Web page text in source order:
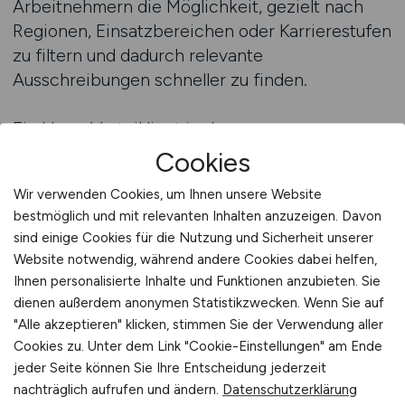
Arbeitnehmern die Möglichkeit, gezielt nach
Regionen, Einsatzbereichen oder Karrierestufen
zu filtern und dadurch relevante
Ausschreibungen schneller zu finden.
Ein klarer Vorteil liegt in der
benutzerfreundlichen Struktur. Arbeitnehmer
können ihre Bewerbungsunterlagen direkt
hochladen, Bewerbungen abschicken und
schnelle Rückmeldungen erwarten. Arbeitgeber
profitieren ebenfalls, da sie über den Jobfinder
Zugang zu qualifizierten Fachkräften erhalten.
Die mobile Nutzung des Jobfinders ist ein
weiterer Pluspunkt. Arbeitnehmer haben
jederzeit Zugriff auf die neuesten
Ausschreibungen, können direkt reagieren und
Cookies
Wir verwenden Cookies, um Ihnen unsere Website
bestmöglich und mit relevanten Inhalten anzuzeigen. Davon
sind einige Cookies für die Nutzung und Sicherheit unserer
Website notwendig, während andere Cookies dabei helfen,
Ihnen personalisierte Inhalte und Funktionen anzubieten. Sie
dienen außerdem anonymen Statistikzwecken. Wenn Sie auf
"Alle akzeptieren" klicken, stimmen Sie der Verwendung aller
Cookies zu. Unter dem Link "Cookie-Einstellungen" am Ende
jeder Seite können Sie Ihre Entscheidung jederzeit
nachträglich aufrufen und ändern. Datenschutzerklärung